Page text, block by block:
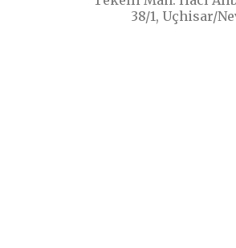
38/1, Uçhisar/